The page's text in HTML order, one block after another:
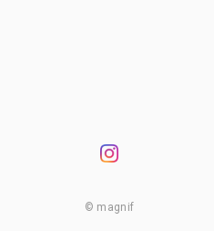
© magnif